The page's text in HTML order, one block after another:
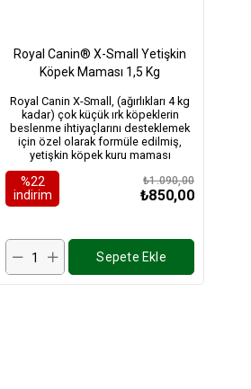
Royal Canin® X-Small Yetişkin
Köpek Maması 1,5 Kg
Royal Canin X-Small, (ağırlıkları 4 kg
kadar) çok küçük ırk köpeklerin
beslenme ihtiyaçlarını desteklemek
için özel olarak formüle edilmiş,
yetişkin köpek kuru maması
%22
i̇ndirim
₺850,00
₺1.090,00
Sepete Ekle